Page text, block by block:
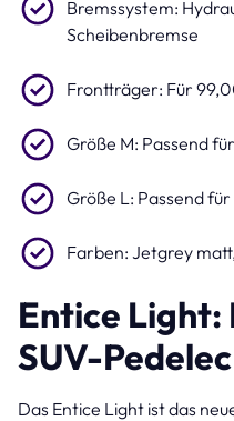
Bremssystem:
Scheibenbremse
Frontträger: Für
Größe M: Passend
Größe L: Passend für
Farben: Jetgrey
Entice Light:
SUV-
Das Entice Light ist das